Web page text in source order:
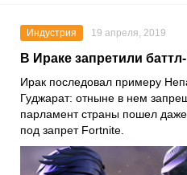
Индустрия 19 апреля, 2019
В Ираке запретили
Ирак последовал примеру
Гуджарат: отныне в нем
парламент страны пошел
под запрет Fortnite.